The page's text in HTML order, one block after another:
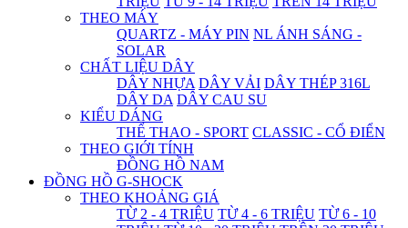
THEO MÁY
QUARTZ - MÁY PIN NL ÁNH SÁNG -
SOLAR
CHẤT LIỆU DÂY
DÂY NHỰA DÂY VẢI DÂY THÉP 316L
DÂY DA DÂY CAU SU
KIỂU DÁNG
THỂ THAO - SPORT CLASSIC - CỔ ĐIỂN
THEO GIỚI TÍNH
ĐỒNG HỒ NAM
ĐỒNG HỒ G-SHOCK
THEO KHOẢNG GIÁ
TỪ 2 - 4 TRIỆU TỪ 4 - 6 TRIỆU TỪ 6 - 10